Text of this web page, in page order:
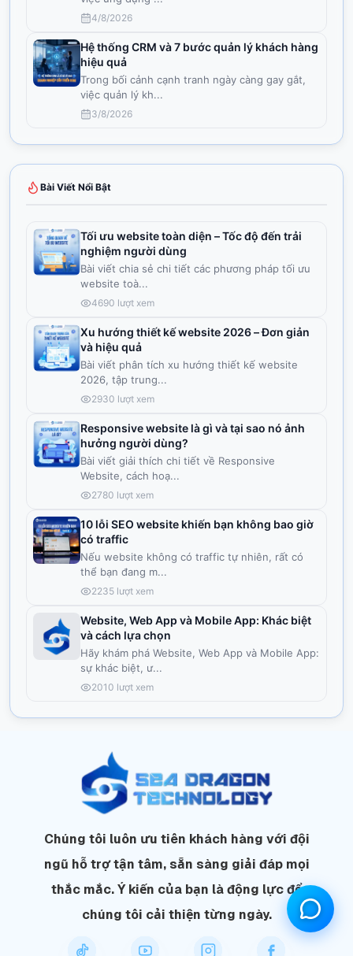
4/8/2026
Hệ thống CRM và 7 bước quản lý khách hàng
hiệu quả
Trong bối cảnh cạnh tranh ngày càng gay gắt,
việc quản lý kh...
3/8/2026
Bài Viết Nổi Bật
Tối ưu website toàn diện – Tốc độ đến trải
nghiệm người dùng
Bài viết chia sẻ chi tiết các phương pháp tối ưu
website toà...
4690 lượt xem
Xu hướng thiết kế website 2026 – Đơn giản
và hiệu quả
Bài viết phân tích xu hướng thiết kế website
2026, tập trung...
2930 lượt xem
Responsive website là gì và tại sao nó ảnh
hưởng người dùng?
Bài viết giải thích chi tiết về Responsive
Website, cách hoạ...
2780 lượt xem
10 lỗi SEO website khiến bạn không bao giờ
có traffic
Nếu website không có traffic tự nhiên, rất có
thể bạn đang m...
2235 lượt xem
Website, Web App và Mobile App: Khác biệt
và cách lựa chọn
Hãy khám phá Website, Web App và Mobile App:
sự khác biệt, ư...
2010 lượt xem
Chúng tôi luôn ưu tiên khách hàng với đội
ngũ hỗ trợ tận tâm, sẵn sàng giải đáp mọi
thắc mắc. Ý kiến của bạn là động lực để
chúng tôi cải thiện từng ngày.